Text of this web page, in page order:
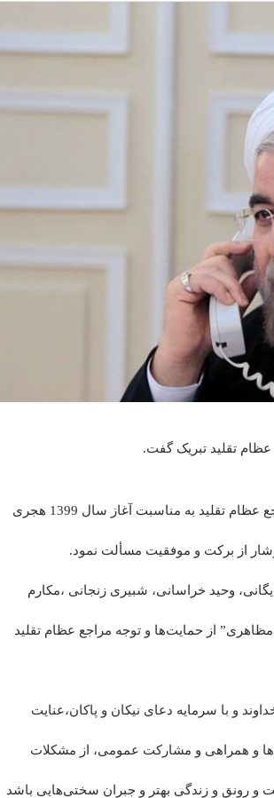
حجت‌الاسلام حسن روحانی رئیس جمهور در تماس تلفنی با مراجع عظام تقلید به مناسبت آغاز سال 1399 هجری
از برکت و موفقیت مسألت نمود.
وحید خراسانی، شبیری زنجانی ،مکارم
از حمایت‌ها و توجه مراجع عظام تقلید
و با سرمایه دعای نیکان و پاکان،عنایت
و همراهی و مشارکت عمومی، از مشکلات
و رونق و زندگی بهتر و جبران سختی‌هایی باشد